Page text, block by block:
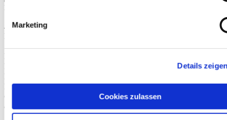
Marketing
Details
Cookies zulassen
Die E-Mail Adresse, die den Newsletter erhalten soll.
Ja, ich bin damit einverstanden, dass ich an oben genannte
E-Mail-Adresse werbliche Informationen zu Produkten und
Services der dbfp – Deutsche Beratungsgesellschaft für
Finanzplanung GmbH, Anlageberatung für die Fürst Fugger
Privatbank Aktiengesellschaft sowie deren
Kooperationspartner erhalte.
Meine Einwilligung kann ich jederzeit gegenüber der dbfp
GmbH widerrufen, z.B. telefonisch unter (0711) 50621892
oder per E-Mail unterinfo@dbfp.de.